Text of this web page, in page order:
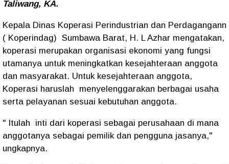
Taliwang, KA.
Kepala Dinas Koperasi Perindustrian dan Perdagangann
( Koperindag) Sumbawa Barat, H. L Azhar mengatakan,
koperasi merupakan organisasi ekonomi yang fungsi
utamanya untuk meningkatkan kesejahteraan anggota
dan masyarakat. Untuk kesejahteraan anggota,
Koperasi haruslah menyelenggarakan berbagai usaha
serta pelayanan sesuai kebutuhan anggota.
" Itulah inti dari koperasi sebagai perusahaan di mana
anggotanya sebagai pemilik dan pengguna jasanya,"
ungkapnya.